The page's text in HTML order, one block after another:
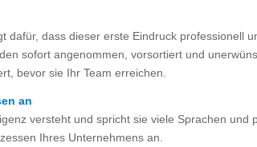
dafür, dass dieser erste Eindruck professionell
sofort angenommen, vorsortiert und
bevor sie Ihr Team erreichen.
an
versteht und spricht sie viele Sprachen und
Ihres Unternehmens an.